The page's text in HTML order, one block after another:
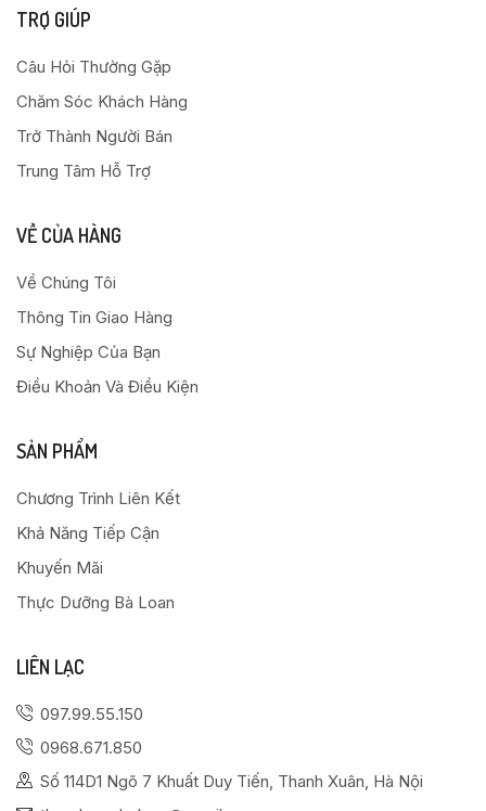
TRỢ GIÚP
Câu Hỏi Thường Gặp
Chăm Sóc Khách Hàng
Trở Thành Người Bán
Trung Tâm Hỗ Trợ
VỀ CỦA HÀNG
Về Chúng Tôi
Thông Tin Giao Hàng
Sự Nghiệp Của Bạn
Điều Khoản Và Điều Kiện
SẢN PHẨM
Chương Trình Liên Kết
Khả Năng Tiếp Cận
Khuyến Mãi
Thực Dưỡng Bà Loan
LIÊN LẠC
097.99.55.150
0968.671.850
Số 114D1 Ngõ 7 Khuất Duy Tiến, Thanh Xuân, Hà Nội